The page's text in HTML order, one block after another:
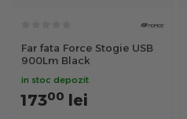
Far fata Force Stogie USB
900Lm Black
in stoc depozit
17300 lei